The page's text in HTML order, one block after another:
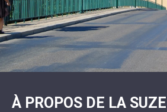
20ÈME
SIÈCLE
RÉUNIONS
DU
CONSEIL
MUNICIPAL
ARRÊTÉS
ET
DÉCISIONS
DU
MAIRE
DE
LA
LES
ÉCOLES
/
LE
COLLÈGE
ESPACE
JEUNES
11
ANS
ENVIRONNEMENT
L'EAU
ET
L'ASSAINISSEMENT
LA
RÉSIDENCE
AUTONOMIE
CCAS
LA
DE
MUSIQUE
L'ÉCOLE
COMMUNAUTAIRE
DE
DANSE
LA
PISCINE
ASSOCIATIONS
VOIE
VERTE
VISITES
ET
DÉCOUVERTES
LES
RANDONNÉES
LE
CAMPING-
CARS
À PROPOS DE LA SUZE